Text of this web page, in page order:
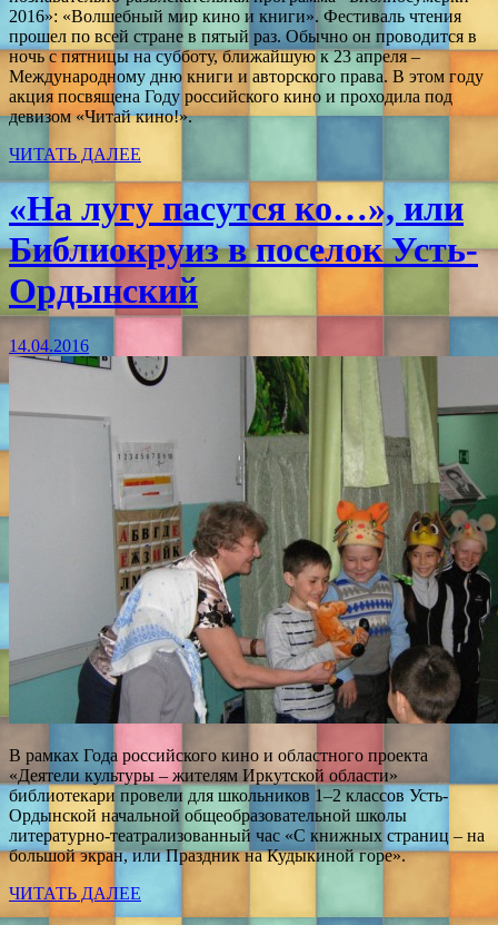
2016»: «Волшебный мир кино и книги». Фестиваль чтения
прошел по всей стране в пятый раз. Обычно он проводится в
ночь с пятницы на субботу, ближайшую к 23 апреля –
Международному дню книги и авторского права. В этом году
акция посвящена Году российского кино и проходила под
девизом «Читай кино!».
ЧИТАТЬ ДАЛЕЕ
«На лугу пасутся ко…», или
Библиокруиз в поселок Усть-
Ордынский
14.04.2016
В рамках Года российского кино и областного проекта
«Деятели культуры – жителям Иркутской области»
библиотекари провели для школьников 1–2 классов Усть-
Ордынской начальной общеобразовательной школы
литературно-театрализованный час «С книжных страниц – на
большой экран, или Праздник на Кудыкиной горе».
ЧИТАТЬ ДАЛЕЕ